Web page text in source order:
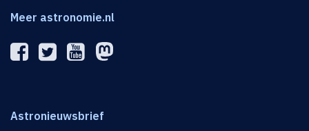
Meer astronomie.nl
Astronieuwsbrief